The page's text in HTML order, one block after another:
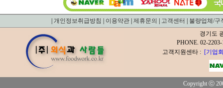
개인정보취급방침 이용약관 제휴문의 고객센터
불량업체/구
경기도
PHONE. 02-
고객지원센타 : [기업
Copyright ⓒ